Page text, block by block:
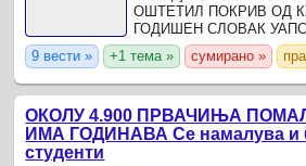
ОШТЕТИЛ ПОКРИВ ОД
ГОДИШЕН СЛОВАК
МАКЕДОНИЈА
20:30 часот во ОВР
9 вести » +1 тема » сумирано »
ОКОЛУ 4.900 ПРВАЧИЊА
ИМА ГОДИНАВА Се намалува и
студенти